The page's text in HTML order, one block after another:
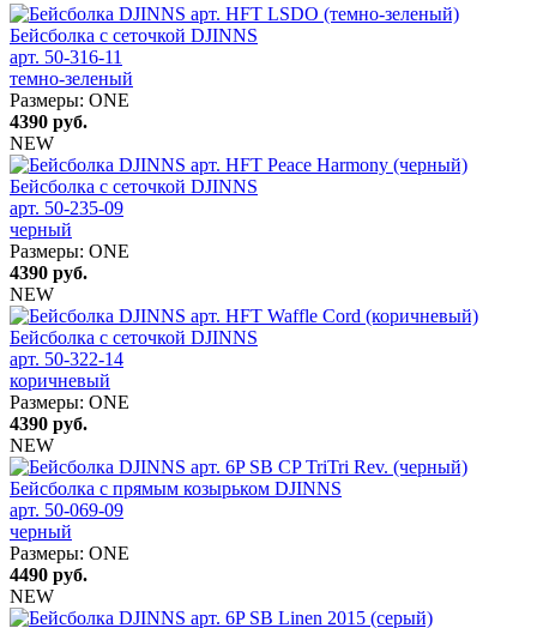
Бейсболка с сеточкой DJINNS
арт. 50-316-11
темно-зеленый
Размеры: ONE
4390 руб.
NEW
Бейсболка с сеточкой DJINNS
арт. 50-235-09
черный
Размеры: ONE
4390 руб.
NEW
Бейсболка с сеточкой DJINNS
арт. 50-322-14
коричневый
Размеры: ONE
4390 руб.
NEW
Бейсболка с прямым козырьком DJINNS
арт. 50-069-09
черный
Размеры: ONE
4490 руб.
NEW